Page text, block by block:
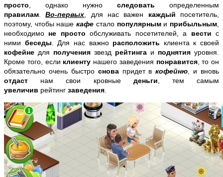
просто , однако нужно следовать определенным
правилам
Во-первых , для нас важен каждый посетитель,
поэтому, чтобы нашекафе стало популярным и прибыльным
необходимо не просто обслуживать посетителей, а вестис
ними беседы . Для нас важно расположить клиента к своей
кофейне для получения звезд рейтинга и поднятия уровня.
Кроме того, если клиенту нашего заведения понравится, то он
обязательно очень быстро снова придет вкофейню , и вновь
отдаст нам свои кровные деньги , тем самым
увеличив рейтинг заведения